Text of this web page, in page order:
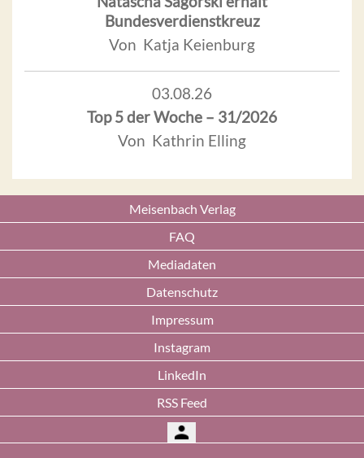
Bundesverdienstkreuz
Von Katja Keienburg
03.08.26
Top 5 der Woche – 31/2026
Von Kathrin Elling
Meisenbach Verlag
FAQ
Mediadaten
Datenschutz
Impressum
Instagram
LinkedIn
RSS Feed